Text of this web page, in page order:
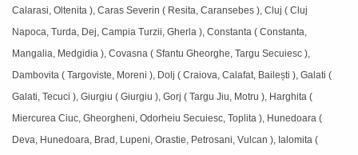
Calarasi, Oltenita ), Caras Severin ( Resita, Caransebes ), Cluj ( Cluj
Napoca, Turda, Dej, Campia Turzii, Gherla ), Constanta ( Constanta,
Mangalia, Medgidia ), Covasna ( Sfantu Gheorghe, Targu Secuiesc ),
Dambovita ( Targoviste, Moreni ), Dolj ( Craiova, Calafat, Bailești ), Galati (
Galati, Tecuci ), Giurgiu ( Giurgiu ), Gorj ( Targu Jiu, Motru ), Harghita (
Miercurea Ciuc, Gheorgheni, Odorheiu Secuiesc, Toplita ), Hunedoara (
Deva, Hunedoara, Brad, Lupeni, Orastie, Petrosani, Vulcan ), Ialomita (